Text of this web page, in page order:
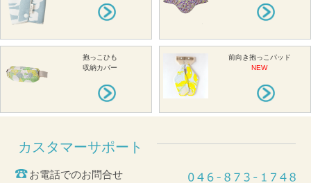
抱っこひも
収納カバー
前向き抱っこパッド
NEW
カスタマーサポート
お電話でのお問合せ